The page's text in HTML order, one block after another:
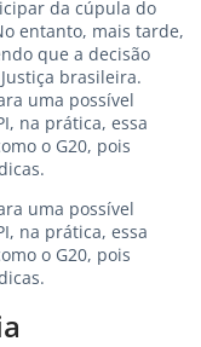
da cúpula do
entanto, mais tarde,
que a decisão
brasileira.
uma possível
na prática, essa
o G20, pois
uma possível
na prática, essa
o G20, pois